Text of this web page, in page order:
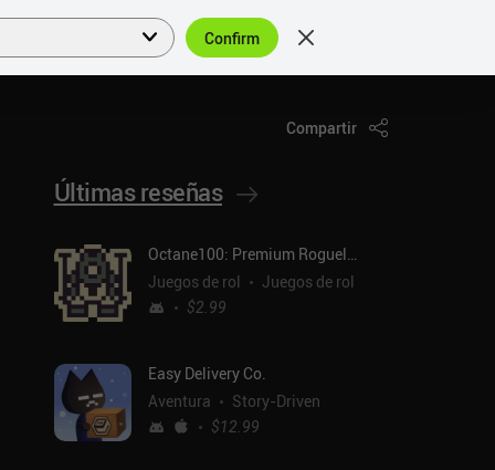
ES
Compartir
Últimas reseñas
Octane100: Premium Roguelike
Juegos de rol
Juegos de rol
$2.99
Easy Delivery Co.
Aventura
Story-Driven
$12.99
Confirm